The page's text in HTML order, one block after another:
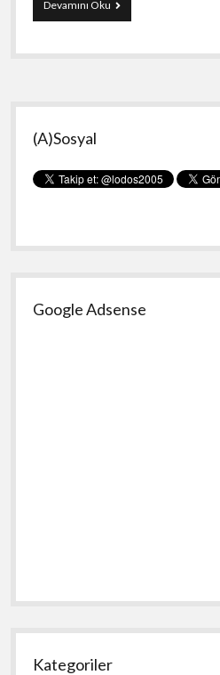
Devamını Oku17.
Doğum
Yan
Menü
(A)Sosyal
Google Adsense
Kategoriler